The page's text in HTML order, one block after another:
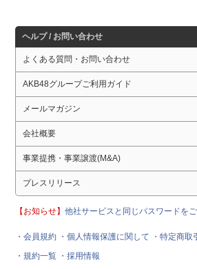
ヘルプ / お問い合わせ
よくある質問・お問い合わせ
AKB48グループご利用ガイド
メールマガジン
会社概要
事業提携・事業譲渡(M&A)
プレスリリース
【お知らせ】他社サービスと同じパスワードを
・会員規約 ・個人情報保護に関して
・特定商
・規約一覧 ・採用情報